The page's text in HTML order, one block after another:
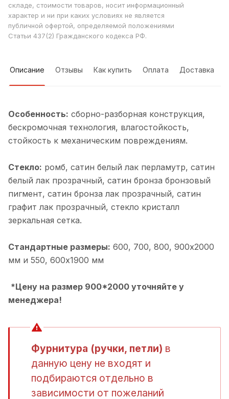
складе, стоимости товаров, носит информационный
характер и ни при каких условиях не является
публичной офертой, определяемой положениями
Статьи 437(2) Гражданского кодекса РФ.
Описание Отзывы Как купить Оплата Доставка
Особенность: cборно-разборная конструкция,
бескромочная технология, влагостойкость,
стойкость к механическим повреждениям.
Стекло: ромб, cатин белый лак перламутр, cатин
белый лак прозрачный, cатин бронза бронзовый
пигмент, cатин бронза лак прозрачный, cатин
графит лак прозрачный, cтекло кристалл
зеркальная сетка.
Стандартные размеры: 600, 700, 800, 900х2000
мм и 550, 600х1900 мм
*Цену на размер 900*2000 уточняйте у
менеджера!
Фурнитура (ручки, петли) в
данную цену не входят и
подбираются отдельно в
зависимости от пожеланий